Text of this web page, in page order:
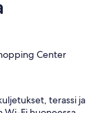
Center
terassi ja